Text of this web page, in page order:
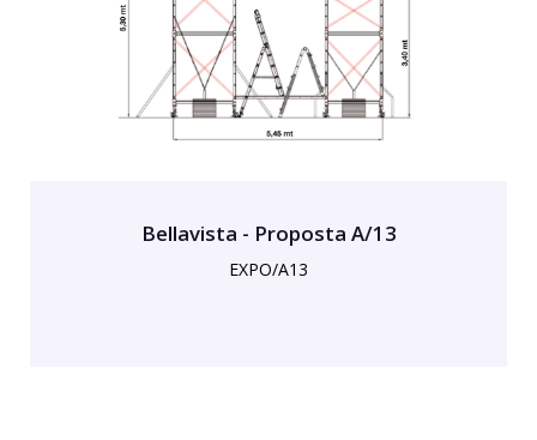
Bellavista - Proposta A/13
EXPO/A13